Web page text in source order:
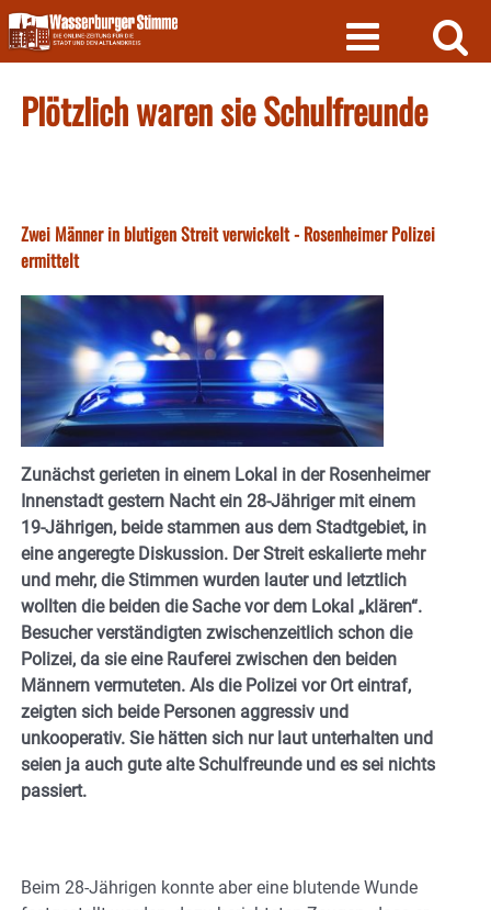
Skip
to
content
Plötzlich waren sie Schulfreunde
Zwei Männer in blutigen Streit verwickelt - Rosenheimer Polizei
ermittelt
Zunächst gerieten in einem Lokal in der Rosenheimer
Innenstadt gestern Nacht ein 28-Jähriger mit einem
19-Jährigen, beide stammen aus dem Stadtgebiet, in
eine angeregte Diskussion. Der Streit eskalierte mehr
und mehr, die Stimmen wurden lauter und letztlich
wollten die beiden die Sache vor dem Lokal „klären“.
Besucher verständigten zwischenzeitlich schon die
Polizei, da sie eine Rauferei zwischen den beiden
Männern vermuteten. Als die Polizei vor Ort eintraf,
zeigten sich beide Personen aggressiv und
unkooperativ. Sie hätten sich nur laut unterhalten und
seien ja auch gute alte Schulfreunde und es sei nichts
passiert.
Beim 28-Jährigen konnte aber eine blutende Wunde